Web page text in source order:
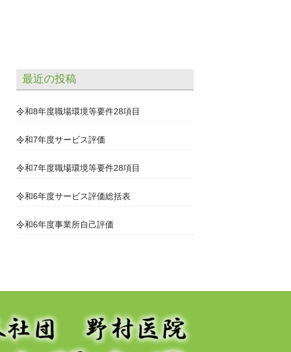
最近の投稿
令和8年度職場環境等要件28項目
令和7年度サービス評価
令和7年度職場環境等要件28項目
令和6年度サービス評価総括表
令和6年度事業所自己評価